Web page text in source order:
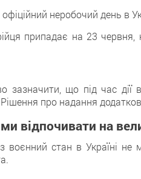
офіційний неробочий день в
припадає на 23
зазначити, що під час дії
про надання
відпочивати на
воєнний стан в Україні